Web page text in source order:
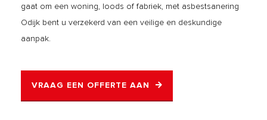
gaat om een woning, loods of fabriek, met asbestsanering
Odijk bent u verzekerd van een veilige en deskundige
aanpak.
VRAAG EEN OFFERTE AAN